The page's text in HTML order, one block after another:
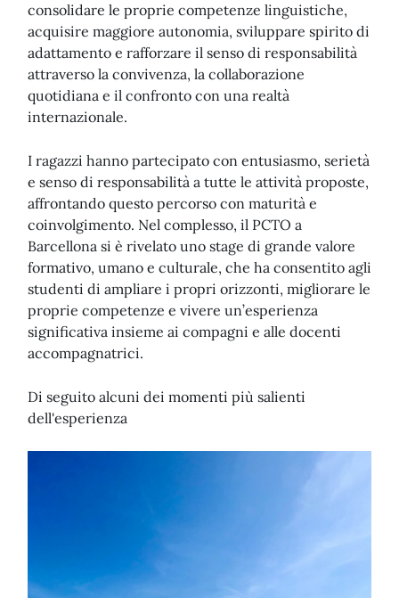
consolidare le proprie competenze linguistiche,
acquisire maggiore autonomia, sviluppare spirito di
adattamento e rafforzare il senso di responsabilità
attraverso la convivenza, la collaborazione
quotidiana e il confronto con una realtà
internazionale.
I ragazzi hanno partecipato con entusiasmo, serietà
e senso di responsabilità a tutte le attività proposte,
affrontando questo percorso con maturità e
coinvolgimento. Nel complesso, il PCTO a
Barcellona si è rivelato uno stage di grande valore
formativo, umano e culturale, che ha consentito agli
studenti di ampliare i propri orizzonti, migliorare le
proprie competenze e vivere un’esperienza
significativa insieme ai compagni e alle docenti
accompagnatrici.
Di seguito alcuni dei momenti più salienti
dell'esperienza